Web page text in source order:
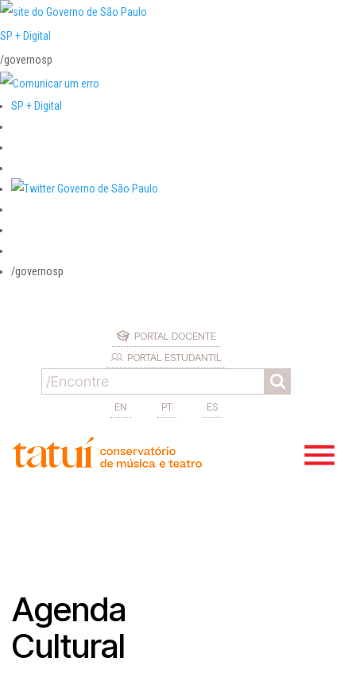
SP + Digital
/governosp
SP + Digital
/governosp
PORTAL DOCENTE
PORTAL ESTUDANTIL
EN PT ES
Agenda
Cultural